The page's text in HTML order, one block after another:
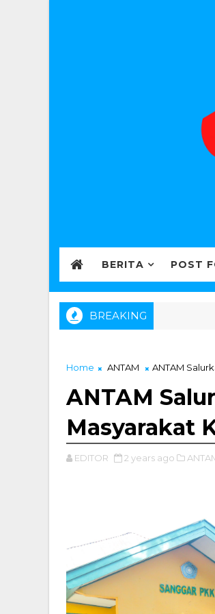
BERITA POST
BREAKING
Home ANTAM ANTAM
ANTAM
Masyarakat
EDITOR 2 years ago